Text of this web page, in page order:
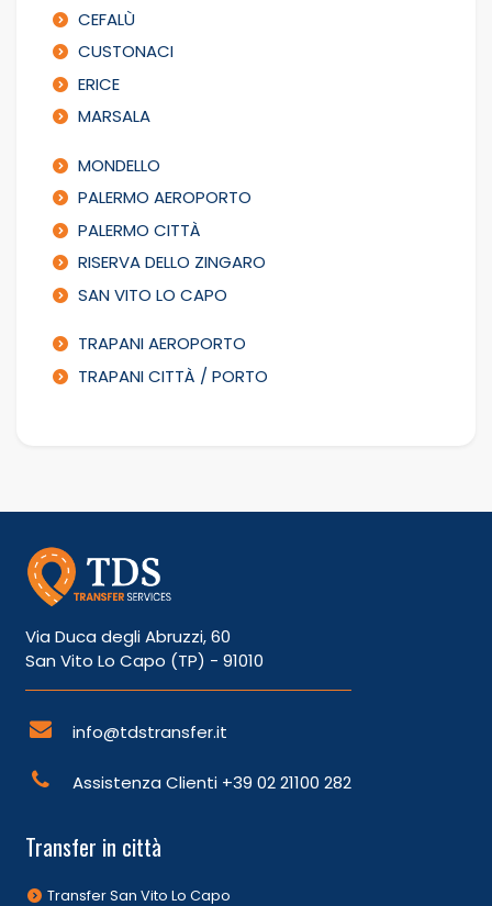
CEFALÙ
CUSTONACI
ERICE
MARSALA
MONDELLO
PALERMO AEROPORTO
PALERMO CITTÀ
RISERVA DELLO ZINGARO
SAN VITO LO CAPO
TRAPANI AEROPORTO
TRAPANI CITTÀ / PORTO
Via Duca degli Abruzzi, 60
San Vito Lo Capo (TP) - 91010
info@tdstransfer.it
Assistenza Clienti +39 02 21100 282
Transfer in città
Transfer San Vito Lo Capo